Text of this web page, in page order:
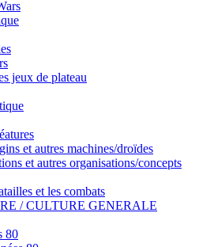
jeux de plateau
et autres machines/droïdes
et autres organisations/concepts
et les combats
/ CULTURE GENERALE
80